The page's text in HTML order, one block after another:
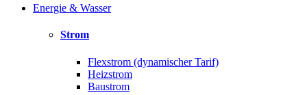
Energie & Wasser
Strom
Flexstrom (dynamischer Tarif)
Heizstrom
Baustrom